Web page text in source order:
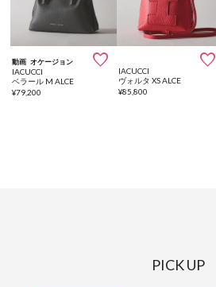
動画 オケージョン 
IACUCCI
ベラール M ALCE
¥79,200

IACUCCI
ヴォルタ XS ALCE
¥85,800
PICK UP